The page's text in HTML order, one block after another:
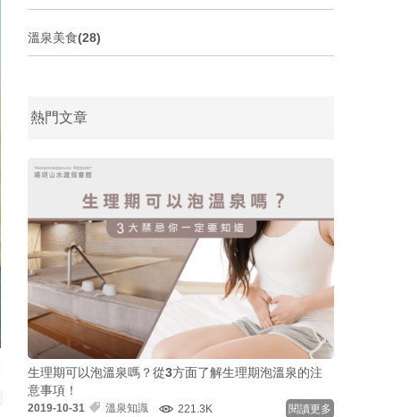
溫泉美食(28)
熱門文章
生理期可以泡溫泉嗎？從3方面了解生理期泡溫泉的注
意事項！
2019-10-31 溫泉知識 221.3K 閱讀更多